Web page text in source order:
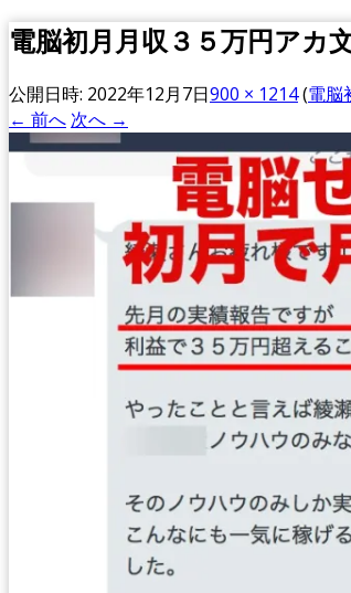
電脳初月月収３５万円アカ
公開日時: 2022年12月7日900 × 1214(電脳
← 前へ 次へ →